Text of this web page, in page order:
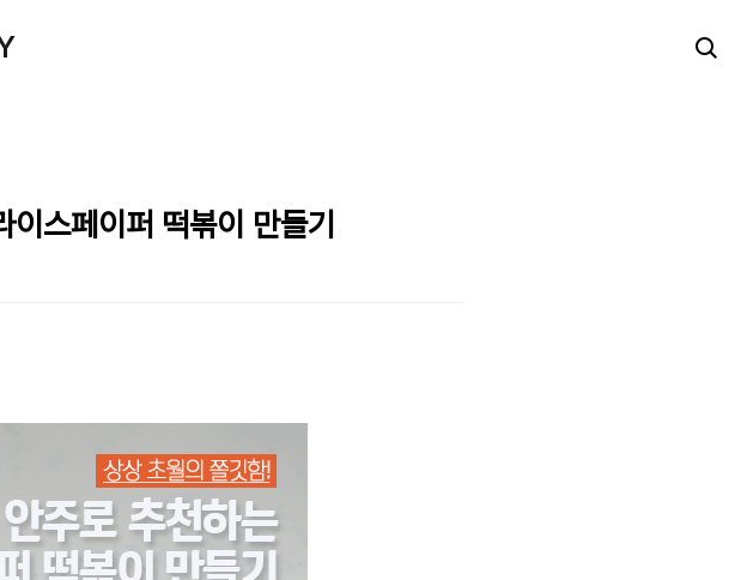
스페이퍼 떡볶이 만들기